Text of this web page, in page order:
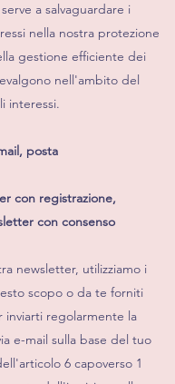
a salvaguardare i
nella nostra protezione
gestione efficiente dei
nell'ambito del
interessi.
posta
con registrazione,
con consenso
newsletter, utilizziamo i
scopo o da te forniti
inviarti regolarmente la
e-mail sulla base del tuo
6 capoverso 1